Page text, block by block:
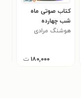
کتاب صوتی ماه
شب چهارده
هوشنگ مرادی
۱۸۰,۰۰۰ ت